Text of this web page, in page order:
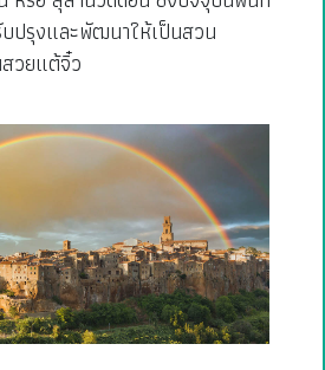
ปรุงและพัฒนาให้เป็นสวน
วยแต้จิ๋ว